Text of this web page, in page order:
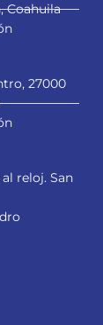
Coahuila
27000
reloj. San